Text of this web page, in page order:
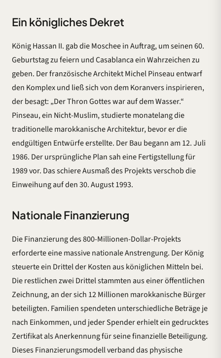
Ein königliches Dekret
König Hassan II. gab die Moschee in Auftrag, um seinen 60.
Geburtstag zu feiern und Casablanca ein Wahrzeichen zu
geben. Der französische Architekt Michel Pinseau entwarf
den Komplex und ließ sich von dem Koranvers inspirieren,
der besagt: „Der Thron Gottes war auf dem Wasser.“
Pinseau, ein Nicht-Muslim, studierte monatelang die
traditionelle marokkanische Architektur, bevor er die
endgültigen Entwürfe erstellte. Der Bau begann am 12. Juli
1986. Der ursprüngliche Plan sah eine Fertigstellung für
1989 vor. Das schiere Ausmaß des Projekts verschob die
Einweihung auf den 30. August 1993.
Nationale Finanzierung
Die Finanzierung des 800-Millionen-Dollar-Projekts
erforderte eine massive nationale Anstrengung. Der König
steuerte ein Drittel der Kosten aus königlichen Mitteln bei.
Die restlichen zwei Drittel stammten aus einer öffentlichen
Zeichnung, an der sich 12 Millionen marokkanische Bürger
beteiligten. Familien spendeten unterschiedliche Beträge je
nach Einkommen, und jeder Spender erhielt ein gedrucktes
Zertifikat als Anerkennung für seine finanzielle Beteiligung.
Dieses Finanzierungsmodell verband das physische